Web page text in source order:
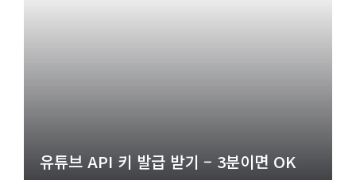
유튜브 API 키 발급 받기 – 3분이면 OK